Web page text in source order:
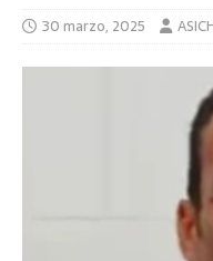
30 marzo, 2025